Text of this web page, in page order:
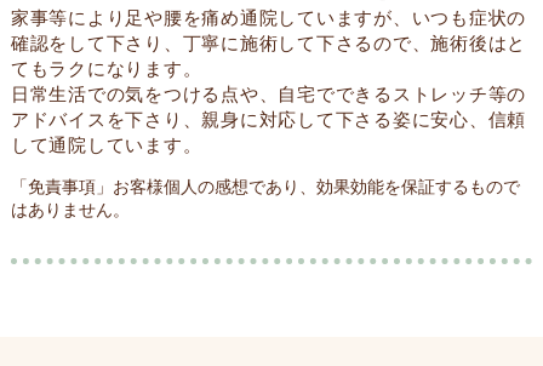
家事等により足や腰を痛め通院していますが、いつも症状の
確認をして下さり、丁寧に施術して下さるので、施術後はと
てもラクになります。
日常生活での気をつける点や、自宅でできるストレッチ等の
アドバイスを下さり、親身に対応して下さる姿に安心、信頼
して通院しています。
「免責事項」お客様個人の感想であり、効果効能を保証するもので
はありません。